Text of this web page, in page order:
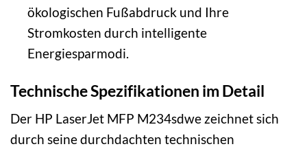
ökologischen Fußabdruck und Ihre
Stromkosten durch intelligente
Energiesparmodi.
Technische Spezifikationen im Detail
Der HP LaserJet MFP M234sdwe zeichnet sich
durch seine durchdachten technischen